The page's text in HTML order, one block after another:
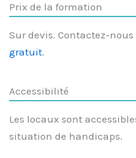
Prix de la formation
Sur devis. Contactez-
gratuit.
Accessibilité
Les locaux sont
situation de handicaps.